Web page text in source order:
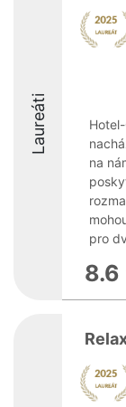
Laureáti
na
pro
8.6